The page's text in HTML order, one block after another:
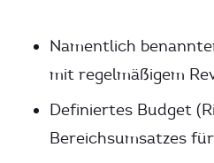
Namentlich
mit regelmäßigem
Definiertes Budget
Bereichsumsatzes